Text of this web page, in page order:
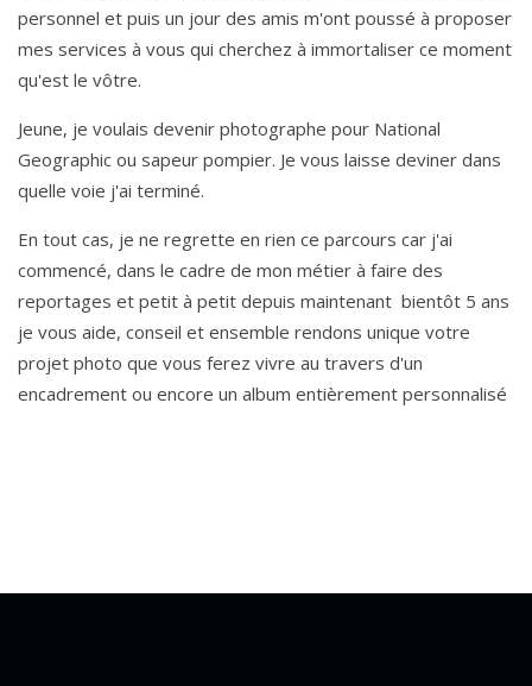
personnel et puis un jour des amis m'ont poussé à proposer
mes services à vous qui cherchez à immortaliser ce moment
qu'est le vôtre.
Jeune, je voulais devenir photographe pour National
Geographic ou sapeur pompier. Je vous laisse deviner dans
quelle voie j'ai terminé.
En tout cas, je ne regrette en rien ce parcours car j'ai
commencé, dans le cadre de mon métier à faire des
reportages et petit à petit depuis maintenant bientôt 5 ans
je vous aide, conseil et ensemble rendons unique votre
projet photo que vous ferez vivre au travers d'un
encadrement ou encore un album entièrement personnalisé